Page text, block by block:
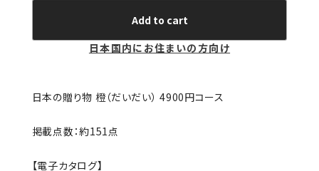
Add to cart
日本国内にお住まいの方向け
日本の贈り物 橙（だいだい） 4900円コース
掲載点数：約151点
【電子カタログ】